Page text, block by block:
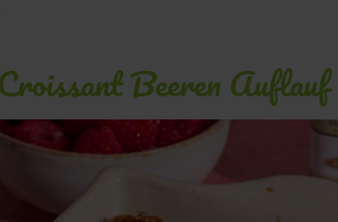
Beeren Auflauf